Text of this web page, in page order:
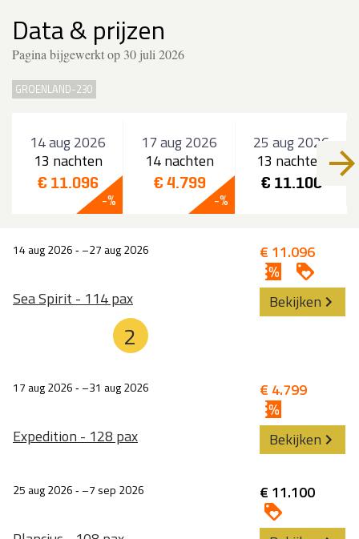
Data & prijzen
Pagina bijgewerkt op 30 juli 2026
GROENLAND-230
14 aug 2026
13 nachten
€ 11.096
17 aug 2026
14 nachten
€ 4.799
25 aug 2026
13 nachten
€ 11.100
14 aug 2026‐ 27 aug 2026
Sea Spirit - 114 pax
€ 11.096
2
Bekijken
17 aug 2026‐ 31 aug 2026
Expedition - 128 pax
€ 4.799
Bekijken
25 aug 2026‐ 7 sep 2026 € 11.100